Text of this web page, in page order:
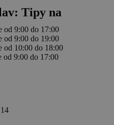
od 9:00 do 17:00
od 9:00 do 19:00
od 10:00 do 18:00
od 9:00 do 17:00
Tipy na